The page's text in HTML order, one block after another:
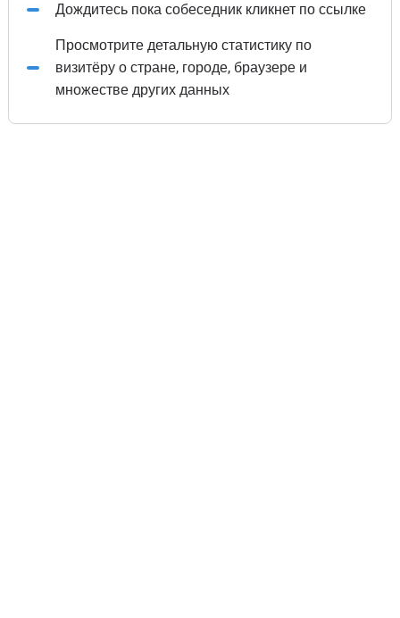
Дождитесь пока собеседник кликнет по ссылке
Просмотрите детальную статистику по
визитёру о стране, городе, браузере и
множестве других данных